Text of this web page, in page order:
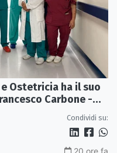
Ostetricia ha il suo
Carbone -
Condividi su: